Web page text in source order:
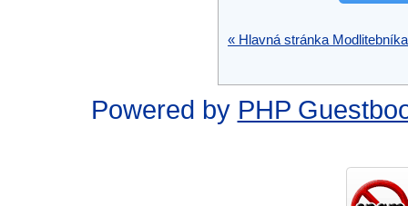
« Hlavná stránka Modlitebníka
Powered by PHP